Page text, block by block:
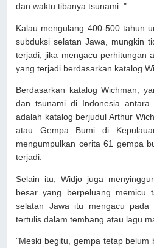
dan waktu tibanya tsunami. "
Kalau mengulang 400-500 tahun
subduksi selatan Jawa, mungkin
terjadi, jika mengacu perhitungan
yang terjadi berdasarkan katalog
Berdasarkan katalog Wichman,
dan tsunami di Indonesia
adalah katalog berjudul Arthur
atau Gempa Bumi di
mengumpulkan cerita 61 gempa
terjadi.
Selain itu, Widjo juga
besar yang berpeluang memicu
selatan Jawa itu mengacu pada
tertulis dalam tembang atau lagu
"Meski begitu, gempa tetap belum